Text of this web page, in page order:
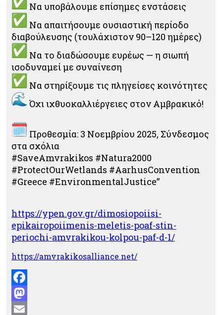
Να υποβάλουμε επίσημες ενστάσεις
Να απαιτήσουμε ουσιαστική περίοδο
διαβούλευσης (τουλάχιστον 90–120 ημέρες)
Να το διαδώσουμε ευρέως — η σιωπή
ισοδυναμεί με συναίνεση
Να στηρίξουμε τις πληγείσες κοινότητες
Όχι ιχθυοκαλλιέργειες στον Αμβρακικό!
Προθεσμία: 3 Νοεμβρίου 2025, Σύνδεσμος
στα σχόλια
#SaveAmvrakikos #Natura2000
#ProtectOurWetlands #AarhusConvention
#Greece #EnvironmentalJustice”
https://ypen.gov.gr/dimosiopoiisi-
epikairopoiimenis-meletis-poaf-stin-
periochi-amvrakikou-kolpou-paf-d-1/
https://amvrakikosalliance.net/
Facebook
Mastodon